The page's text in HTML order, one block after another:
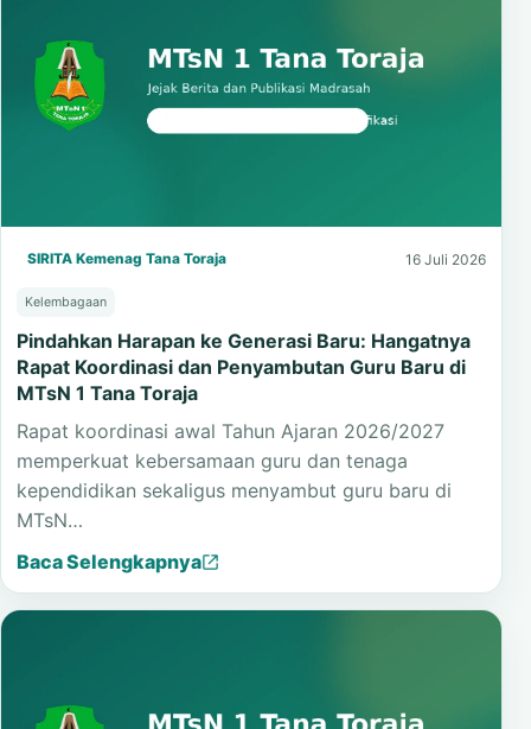
SIRITA Kemenag Tana Toraja 16 Juli 2026
Kelembagaan
Pindahkan Harapan ke Generasi Baru: Hangatnya
Rapat Koordinasi dan Penyambutan Guru Baru di
MTsN 1 Tana Toraja
Rapat koordinasi awal Tahun Ajaran 2026/2027
memperkuat kebersamaan guru dan tenaga
kependidikan sekaligus menyambut guru baru di
MTsN…
Baca Selengkapnya